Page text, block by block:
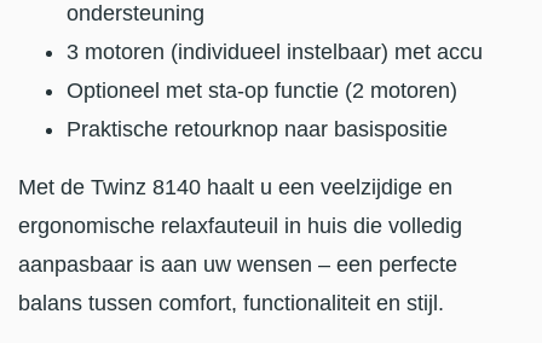
ondersteuning
3 motoren (individueel instelbaar) met accu
Optioneel met sta-op functie (2 motoren)
Praktische retourknop naar basispositie
Met de Twinz 8140 haalt u een veelzijdige en
ergonomische relaxfauteuil in huis die volledig
aanpasbaar is aan uw wensen – een perfecte
balans tussen comfort, functionaliteit en stijl.